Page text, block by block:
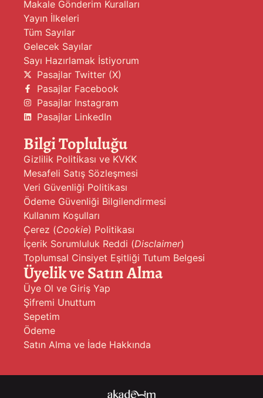
Makale Gönderim Kuralları
Yayın İlkeleri
Tüm Sayılar
Gelecek Sayılar
Sayı Hazırlamak İstiyorum
Pasajlar Twitter (X)
Pasajlar Facebook
Pasajlar Instagram
Pasajlar LinkedIn
Bilgi Topluluğu
Gizlilik Politikası ve KVKK
Mesafeli Satış Sözleşmesi
Veri Güvenliği Politikası
Ödeme Güvenliği Bilgilendirmesi
Kullanım Koşulları
Çerez (Cookie) Politikası
İçerik Sorumluluk Reddi (Disclaimer)
Toplumsal Cinsiyet Eşitliği Tutum Belgesi
Üyelik ve Satın Alma
Üye Ol ve Giriş Yap
Şifremi Unuttum
Sepetim
Ödeme
Satın Alma ve İade Hakkında